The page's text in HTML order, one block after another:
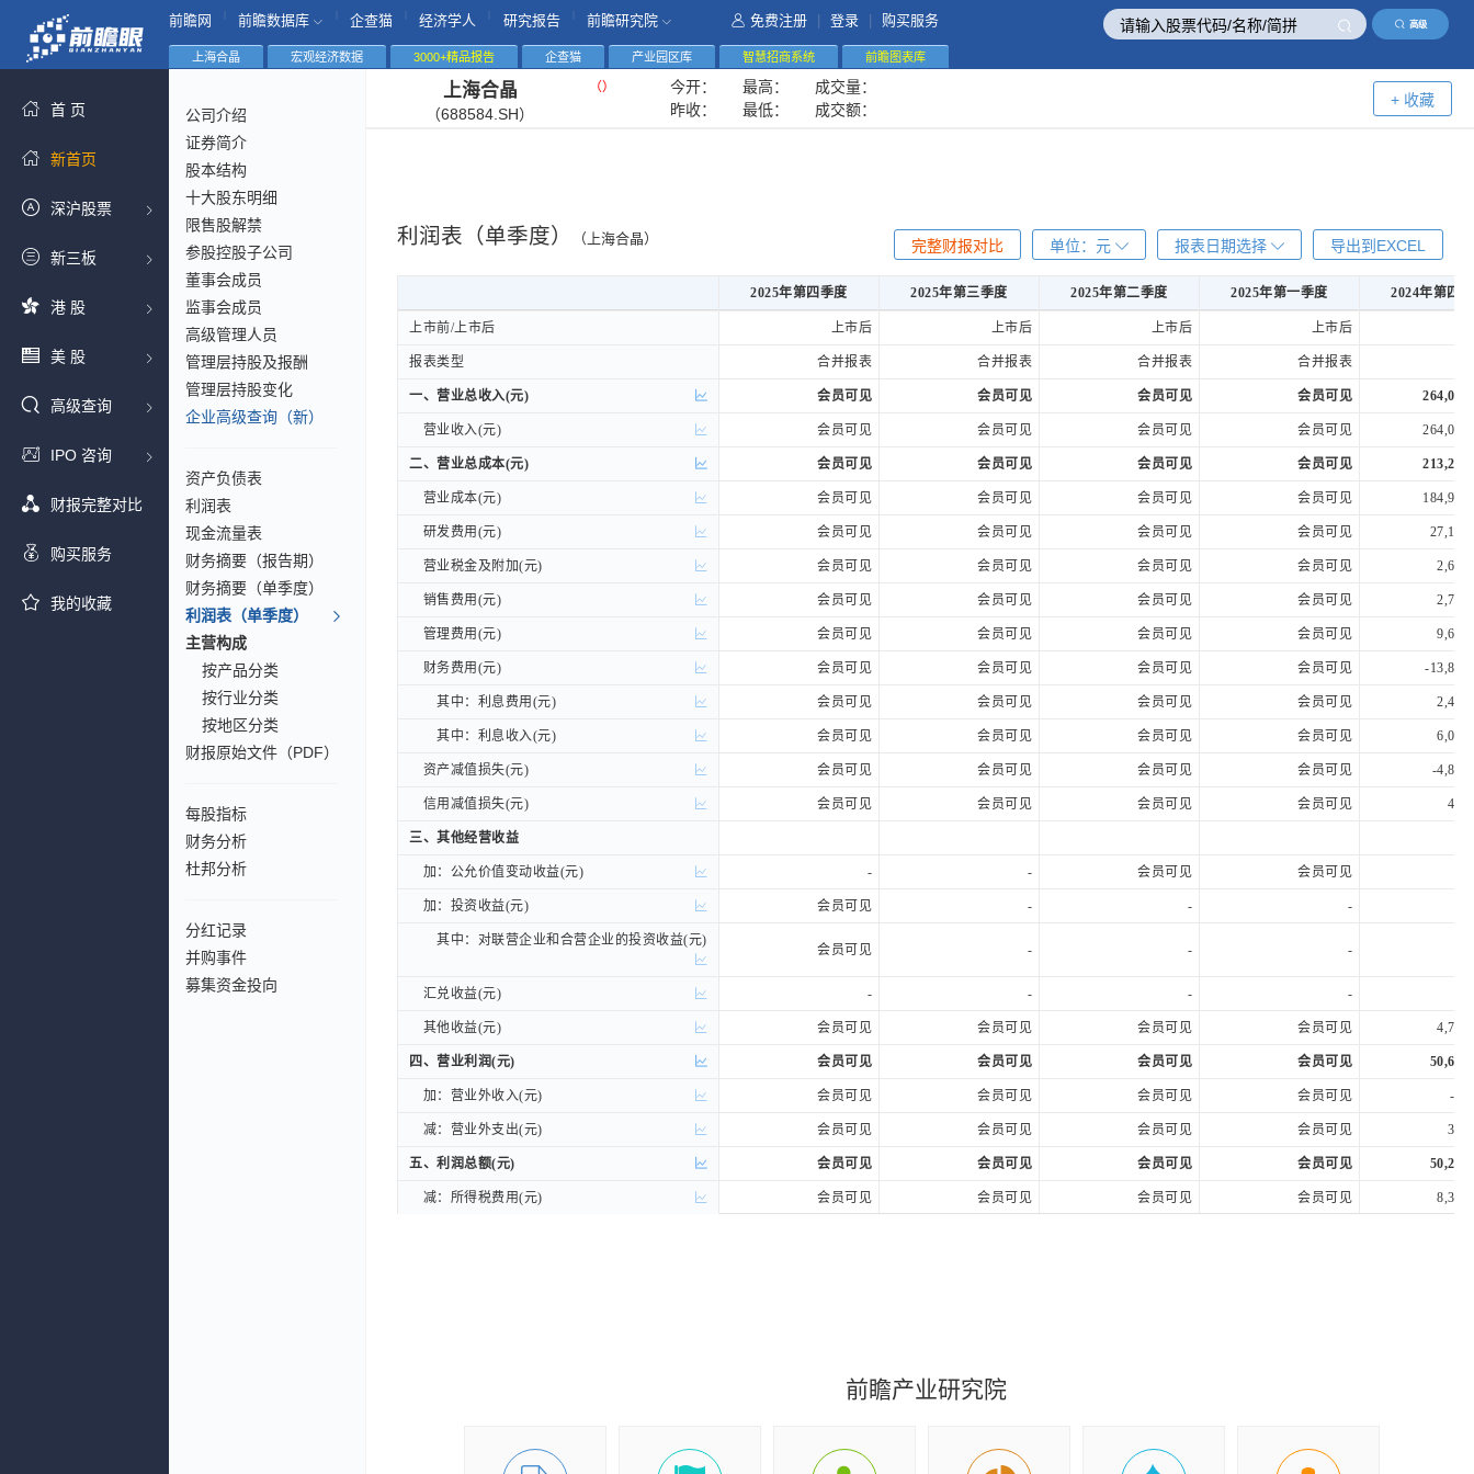
高级
前瞻网 前瞻数据库 企查猫 经济学人 研究报告 前瞻研究院 免费注册 登录 购买服务
首 页
新首页
深沪股票
新三板
港 股
美 股
高级查询
IPO 咨询
财报完整对比
购买服务
我的收藏
上海合晶 宏观经济数据 3000+精品报告 企查猫 产业园区库 智慧招商系统 前瞻图表库
公司介绍
证券简介
股本结构
十大股东明细
限售股解禁
参股控股子公司
董事会成员
监事会成员
高级管理人员
管理层持股及报酬
管理层持股变化
企业高级查询（新）
资产负债表
利润表
现金流量表
财务摘要（报告期）
财务摘要（单季度）
利润表（单季度）
主营构成
按产品分类
按行业分类
按地区分类
财报原始文件（PDF）
每股指标
财务分析
杜邦分析
分红记录
并购事件
募集资金投向
上海合晶
（688584.SH）
（） 今开： 最高：
成交量：
昨收：
最低： 成交额：
+ 收藏
利润表（单季度） （上海合晶） 导出到EXCEL
报表日期选择
单位： 元
完整财报对比
2025年第四季度 2025年第三季度 2025年第二季度 2025年第一季度
2024年第四
2025年第四季度
2025年第三季度 2025年第二季度 2025年第一季度
上市前/上市后 上市后 上市后 上市后 上市后
报表类型 合并报表 合并报表 合并报表 合并报表
一、营业总收入(元) 会员可见 会员可见 会员可见 会员可见
营业收入(元) 会员可见 会员可见 会员可见 会员可见
二、营业总成本(元) 会员可见 会员可见 会员可见 会员可见
营业成本(元) 会员可见 会员可见 会员可见 会员可见
研发费用(元) 会员可见 会员可见 会员可见 会员可见
营业税金及附加(元) 会员可见 会员可见 会员可见 会员可见
销售费用(元) 会员可见 会员可见 会员可见 会员可见
管理费用(元) 会员可见 会员可见 会员可见 会员可见
财务费用(元) 会员可见 会员可见 会员可见 会员可见 -
其中：利息费用(元) 会员可见 会员可见 会员可见 会员可见
其中：利息收入(元) 会员可见 会员可见 会员可见 会员可见
资产减值损失(元) 会员可见 会员可见 会员可见 会员可见 -
信用减值损失(元) 会员可见 会员可见 会员可见 会员可见
三、其他经营收益
加：公允价值变动收益(元) - - 会员可见 会员可见
加：投资收益(元) 会员可见 - - -
其中：对联营企业和合营企业的投资收益(元)
会员可见 - - -
汇兑收益(元) - - - -
其他收益(元) 会员可见 会员可见 会员可见 会员可见
四、营业利润(元) 会员可见 会员可见 会员可见 会员可见
加：营业外收入(元) 会员可见 会员可见 会员可见 会员可见 -
减：营业外支出(元) 会员可见 会员可见 会员可见 会员可见
五、利润总额(元) 会员可见 会员可见 会员可见 会员可见
减：所得税费用(元) 会员可见 会员可见 会员可见 会员可见
会员可见 会员可见
一、基本每股收益(元) 会员可见 会员可见 会员可见 会员可见
上市前/上市后
报表类型
一、营业总收入(元)
营业收入(元)
二、营业总成本(元)
营业成本(元)
研发费用(元)
营业税金及附加(元)
销售费用(元)
管理费用(元)
财务费用(元)
其中：利息费用(元)
其中：利息收入(元)
资产减值损失(元)
信用减值损失(元)
三、其他经营收益
加：公允价值变动收益(元)
加：投资收益(元)
其中：对联营企业和合营企业的投资收益(元)
汇兑收益(元)
其他收益(元)
四、营业利润(元)
加：营业外收入(元)
减：营业外支出(元)
五、利润总额(元)
减：所得税费用(元)
一、基本每股收益(元)
前瞻产业研究院